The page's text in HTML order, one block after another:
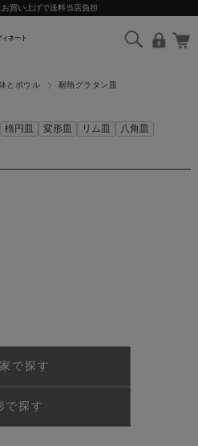
買い上げで送料当店負担
とボウル 耐熱グラタン皿
楕円皿 変形皿 リム皿 八角皿
で探す
で探す